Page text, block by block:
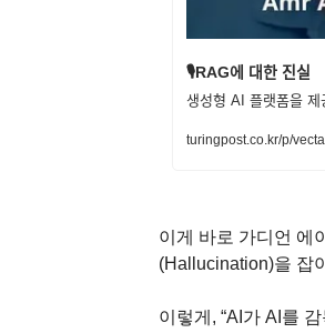
🎙️RAG에 대한 진실
생성형 AI
turingpost.co.kr/p/
이게 바로 가디언 에
(Hallucination)을 잡
이렇게, “AI가 AI를